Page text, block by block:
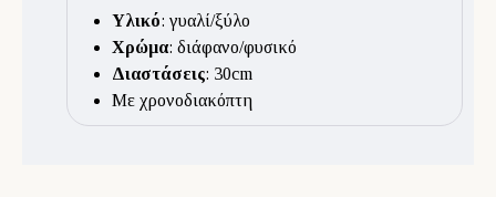
Υλικό: γυαλί/ξύλο
Χρώμα: διάφανο/φυσικό
Διαστάσεις: 30cm
Με χρονοδιακόπτη